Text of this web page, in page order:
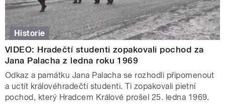
Historie
VIDEO: Hradečtí studenti zopakovali pochod za
Jana Palacha z ledna roku 1969
Odkaz a památku Jana Palacha se rozhodli připomenout
a uctít královéhradečtí studenti. Ti zopakovali pietní
pochod, který Hradcem Králové prošel 25. ledna 1969.